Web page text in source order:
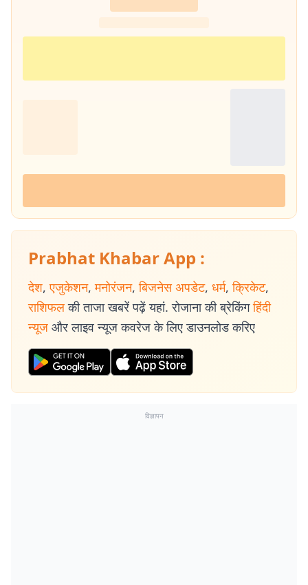
Prabhat Khabar App :
देश, एजुकेशन, मनोरंजन, बिजनेस अपडेट, धर्म, क्रिकेट,
राशिफल की ताजा खबरें पढ़ें यहां. रोजाना की ब्रेकिंग हिंदी
न्यूज और लाइव न्यूज कवरेज के लिए डाउनलोड करिए
विज्ञापन